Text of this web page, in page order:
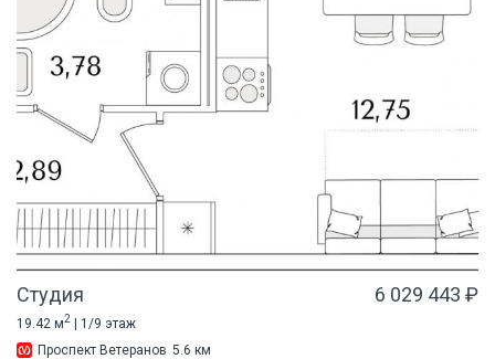
Студия 6 029 443 ₽
19.42 м2 | 1/9 этаж
Проспект Ветеранов 5.6 км